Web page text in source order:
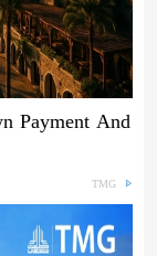
Payment And
TMG